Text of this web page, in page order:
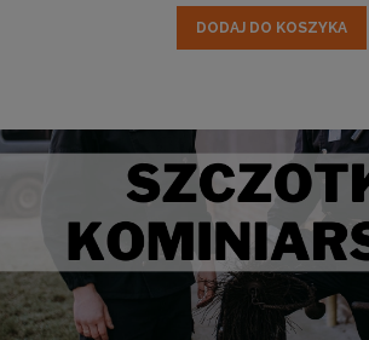
DODAJ DO KOSZYKA